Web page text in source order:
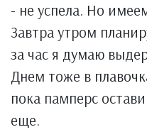
- не успела. Но
Завтра утром
за час я думаю
Днем тоже в
пока памперс
еще.